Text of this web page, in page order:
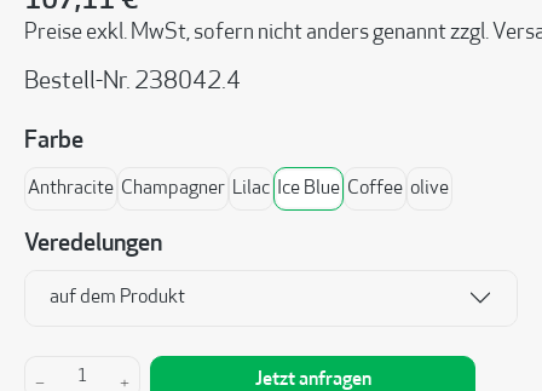
Preise exkl. MwSt, sofern nicht anders genannt zzgl.
Bestell-Nr. 238042.4
Farbeauswählen
Anthracite Champagner Lilac Ice Blue Coffee olive
Veredelungen
auf dem Produkt
Produkt Anzahl: Gib den gewünschten Wert
Jetzt anfragen